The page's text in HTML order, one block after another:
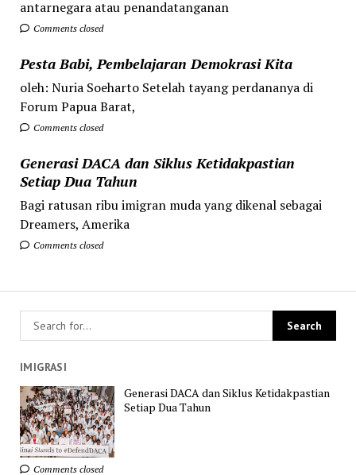
antarnegara atau penandatanganan
Comments closed
Pesta Babi, Pembelajaran Demokrasi Kita
oleh: Nuria Soeharto Setelah tayang perdananya di
Forum Papua Barat,
Comments closed
Generasi DACA dan Siklus Ketidakpastian
Setiap Dua Tahun
Bagi ratusan ribu imigran muda yang dikenal sebagai
Dreamers, Amerika
Comments closed
IMIGRASI
Generasi DACA dan Siklus Ketidakpastian
Setiap Dua Tahun
Comments closed